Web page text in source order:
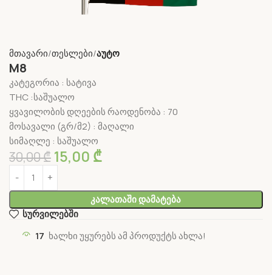
მთავარი თესლები აუტო
M8
კატეგორია : სატივა
THC :საშუალო
ყვავილობის დღეების რაოდენობა : 70
მოსავალი (გრ/მ2) : მაღალი
სიმაღლე : საშუალო
30,00₾ 15,00 ₾
Კალათაში Დამატება
სურვილებში
17 ხალხი უყურებს ამ პროდუქტს ახლა!